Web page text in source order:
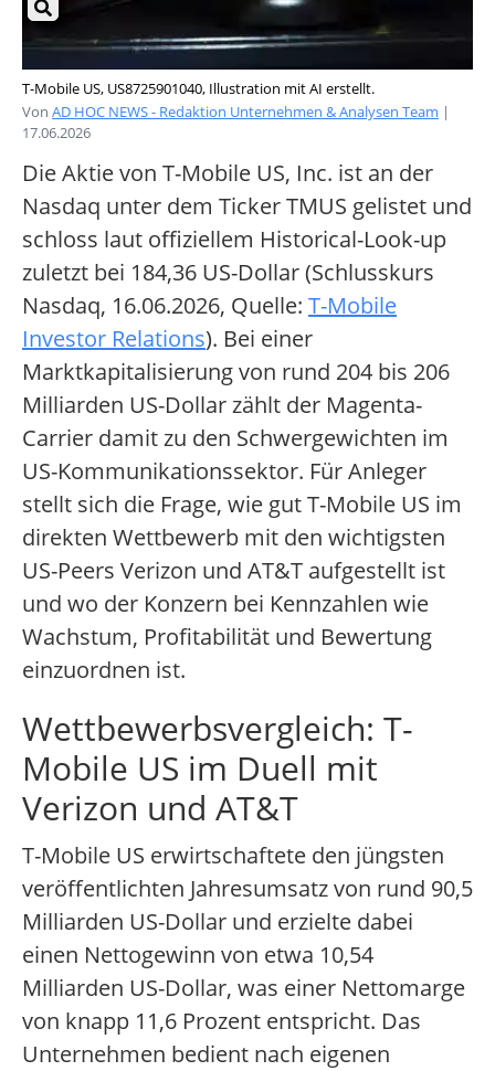
T-Mobile US, US8725901040, Illustration mit AI erstellt.
Von AD HOC NEWS - Redaktion Unternehmen & Analysen Team |
17.06.2026
Die Aktie von T-Mobile US, Inc. ist an der
Nasdaq unter dem Ticker TMUS gelistet und
schloss laut offiziellem Historical-Look-up
zuletzt bei 184,36 US-Dollar (Schlusskurs
Nasdaq, 16.06.2026, Quelle: T-Mobile
Investor Relations). Bei einer
Marktkapitalisierung von rund 204 bis 206
Milliarden US-Dollar zählt der Magenta-
Carrier damit zu den Schwergewichten im
US-Kommunikationssektor. Für Anleger
stellt sich die Frage, wie gut T-Mobile US im
direkten Wettbewerb mit den wichtigsten
US-Peers Verizon und AT&T aufgestellt ist
und wo der Konzern bei Kennzahlen wie
Wachstum, Profitabilität und Bewertung
einzuordnen ist.
Wettbewerbsvergleich: T-
Mobile US im Duell mit
Verizon und AT&T
T-Mobile US erwirtschaftete den jüngsten
veröffentlichten Jahresumsatz von rund 90,5
Milliarden US-Dollar und erzielte dabei
einen Nettogewinn von etwa 10,54
Milliarden US-Dollar, was einer Nettomarge
von knapp 11,6 Prozent entspricht. Das
Unternehmen bedient nach eigenen